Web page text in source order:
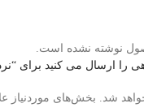
نوشته نشده است.
ارسال می کنید برای “نردبان 6 پله
شد. بخش‌های موردنیاز